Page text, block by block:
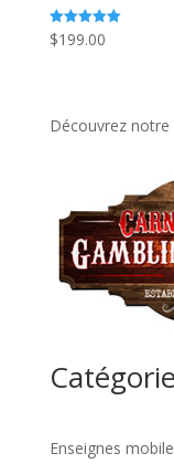
Note
5.00
$199.00
Découvrez notre
Enseignes